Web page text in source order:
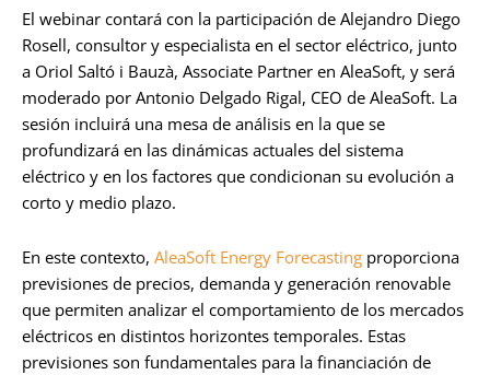
El webinar contará con la participación de Alejandro Diego
Rosell, consultor y especialista en el sector eléctrico, junto
a Oriol Saltó i Bauzà, Associate Partner en AleaSoft, y será
moderado por Antonio Delgado Rigal, CEO de AleaSoft. La
sesión incluirá una mesa de análisis en la que se
profundizará en las dinámicas actuales del sistema
eléctrico y en los factores que condicionan su evolución a
corto y medio plazo.
En este contexto, AleaSoft Energy Forecasting proporciona
previsiones de precios, demanda y generación renovable
que permiten analizar el comportamiento de los mercados
eléctricos en distintos horizontes temporales. Estas
previsiones son fundamentales para la financiación de